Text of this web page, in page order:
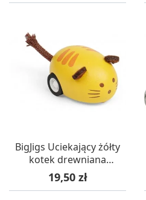
BigJigs Uciekający żółty
kotek drewniana
zabawka +3
Cena
19,50 zł